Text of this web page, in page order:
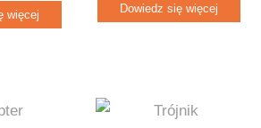
więcej Dowiedz się więcej